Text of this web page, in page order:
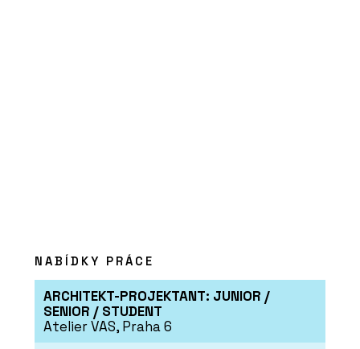
NABÍDKY PRÁCE
ARCHITEKT-PROJEKTANT: JUNIOR /
SENIOR / STUDENT
Atelier VAS, Praha 6